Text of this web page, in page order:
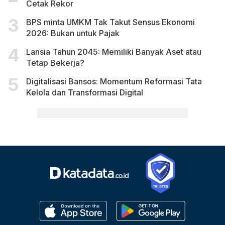
Cetak Rekor
BPS minta UMKM Tak Takut Sensus Ekonomi
2026: Bukan untuk Pajak
Lansia Tahun 2045: Memiliki Banyak Aset atau
Tetap Bekerja?
Digitalisasi Bansos: Momentum Reformasi Tata
Kelola dan Transformasi Digital